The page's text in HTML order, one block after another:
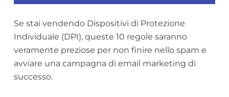
Se stai vendendo Dispositivi di Protezione
Individuale (DPI), queste 10 regole saranno
veramente preziose per non finire nello spam e
avviare una campagna di email marketing di
successo.